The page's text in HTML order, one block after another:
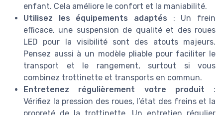
enfant. Cela améliore le confort et la maniabilité.
Utilisez les équipements adaptés : Un frein
efficace, une suspension de qualité et des roues
LED pour la visibilité sont des atouts majeurs.
Pensez aussi à un modèle pliable pour faciliter le
transport et le rangement, surtout si vous
combinez trottinette et transports en commun.
Entretenez régulièrement votre produit :
Vérifiez la pression des roues, l’état des freins et la